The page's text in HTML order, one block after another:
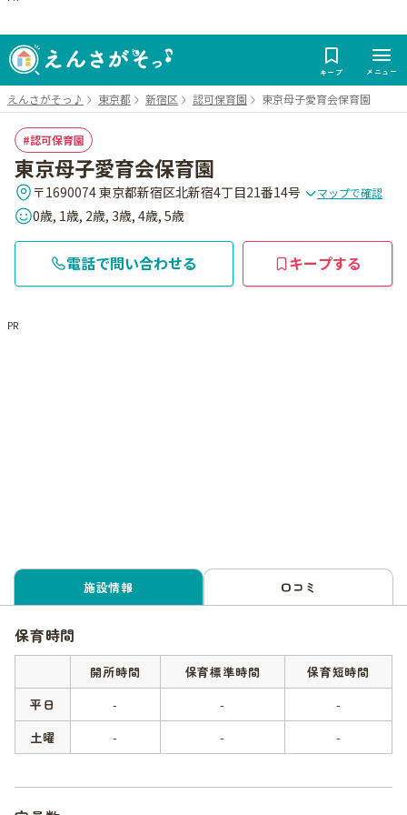
キープ メニュー
えんさがそっ♪ 東京都 新宿区 認可保育園 東京母子愛育会保育園
認可保育園
東京母子愛育会保育園
〒1690074 東京都新宿区北新宿4丁目21番14号 マップで確認
0歳, 1歳, 2歳, 3歳, 4歳, 5歳
電話で問い合わせる キープする
PR
施設情報 口コミ
保育時間
開所時間 保育標準時間
保育短時間
平日
- -
-
土曜
- - -